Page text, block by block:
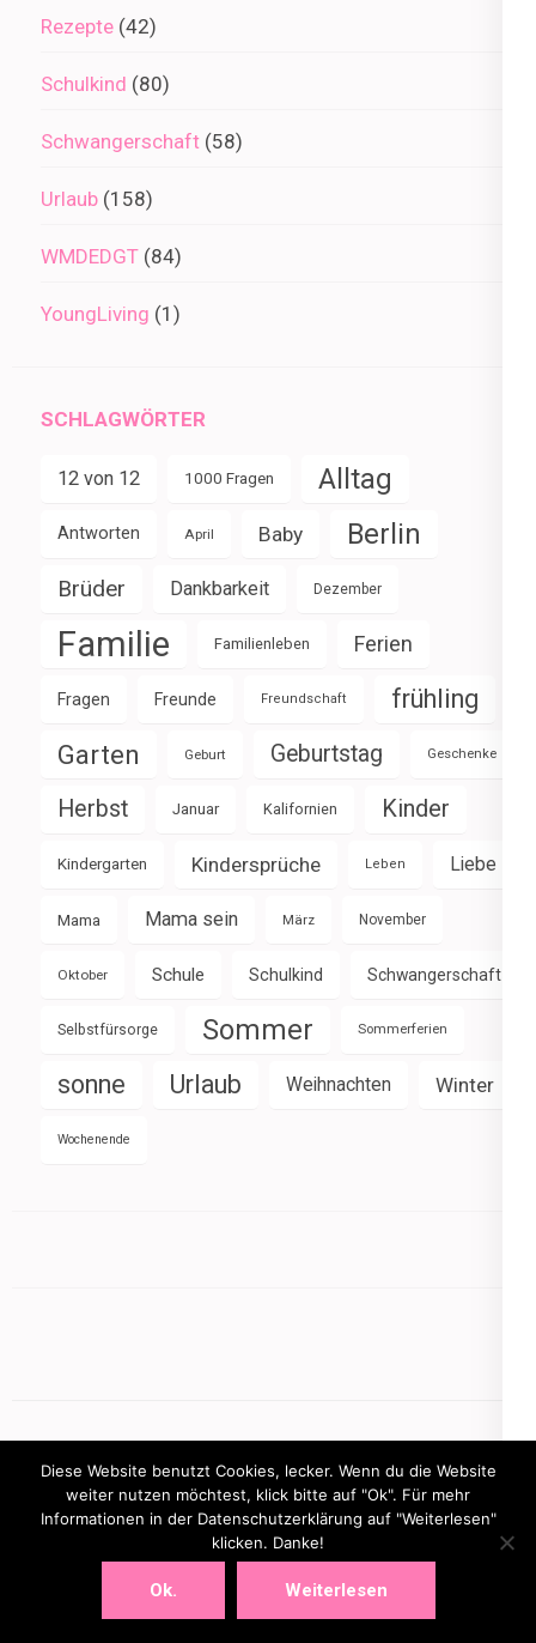
Rezepte (42)
Schulkind (80)
Schwangerschaft (58)
Urlaub (158)
WMDEDGT (84)
YoungLiving (1)
SCHLAGWÖRTER
12 von 12 1000 Fragen Alltag
Antworten April Baby Berlin
Brüder Dankbarkeit Dezember
Familie Familienleben Ferien
Fragen Freunde Freundschaft frühling
Garten Geburt Geburtstag Geschenke
Herbst Januar Kalifornien Kinder
Kindergarten Kindersprüche Leben Liebe
Mama Mama sein März November
Oktober Schule Schulkind Schwangerschaft
Selbstfürsorge Sommer Sommerferien
sonne Urlaub Weihnachten Winter
Wochenende
Copyright © 2026 mamasbusiness.de .
Developed ByRara Theme Powered by:WordPress
Diese Website benutzt Cookies, lecker. Wenn du die Website
weiter nutzen möchtest, klick bitte auf "Ok". Für mehr
Informationen in der Datenschutzerklärung auf "Weiterlesen"
klicken. Danke!
Ok. Weiterlesen